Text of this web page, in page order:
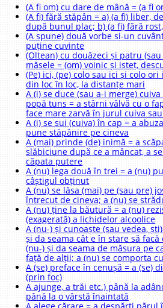
(A fi om) cu dare de mână = (a fi
(A fi) fără stăpân = a) (a fi) liber,
după bunul plac; b) (a fi) fără
(A spune) două vorbe și-un
puține cuvinte
(Oltean) cu douăzeci și patru
măsele = (om) voinic și isteț,
(Pe) ici, (pe) colo sau ici și colo
din loc în loc, la distanțe mari
A (i) se duce (sau a-i merge)
popă tuns = a stârni vâlvă cu o
face mare zarvă în jurul cuiva sau
A (i) se sui (cuiva) în cap = a
pune stăpânire pe cineva
A (mai) prinde (de) inimă = a
slăbiciune după ce a mâncat, a
căpata putere
A (nu) lega două în trei = a (nu)
câștigul obținut
A (nu) se lăsa (mai) pe (sau pre)
întrecut de cineva; a (nu) se
A (nu) ține la băutură = a (nu)
(exagerată) a lichidelor alcoolice
A (nu-) și cunoaște (sau vedea,
și da seama cât e în stare să
(nu-) și da seama de măsura pe
față de alții; a (nu) se comporta
A (se) preface în cenușă = a (se)
(prin foc)
A ajunge, a trăi etc.) până la
până la o vârstă înaintată